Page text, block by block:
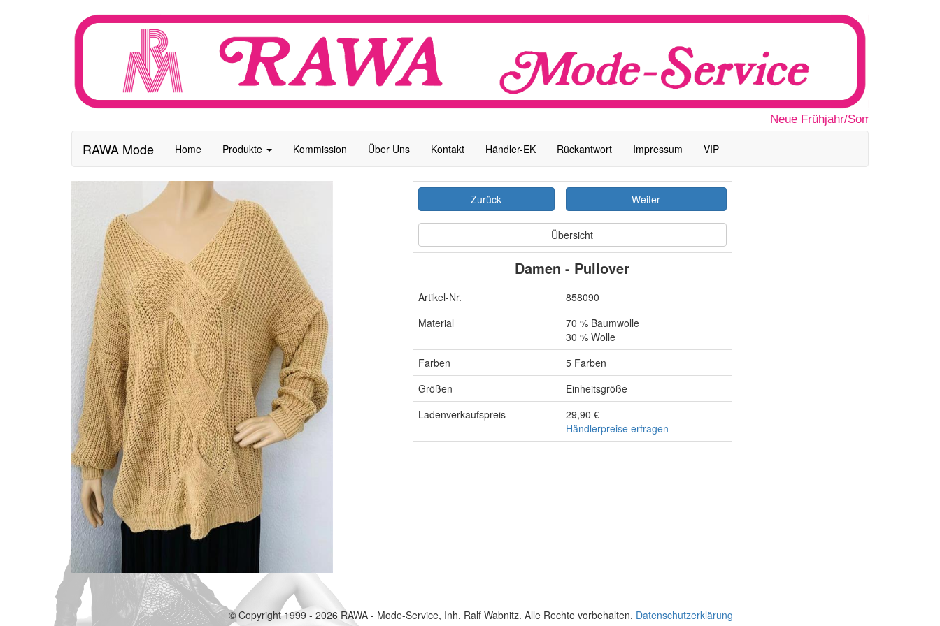
Neue Frühjahr/Sommermode
RAWA Mode Home Produkte Kommission Über Uns Kontakt Händler-EK Rückantwort Impressum VIP
Zurück Weiter
Übersicht
Damen - Pullover
Artikel-Nr.
858090
Material
70 % Baumwolle
30 % Wolle
Farben
5 Farben
Größen
Einheitsgröße
Ladenverkaufspreis
29,90 €
Händlerpreise erfragen
© Copyright 1999 - 2026 RAWA - Mode-Service, Inh. Ralf Wabnitz. Alle Rechte vorbehalten. Datenschutzerklärung